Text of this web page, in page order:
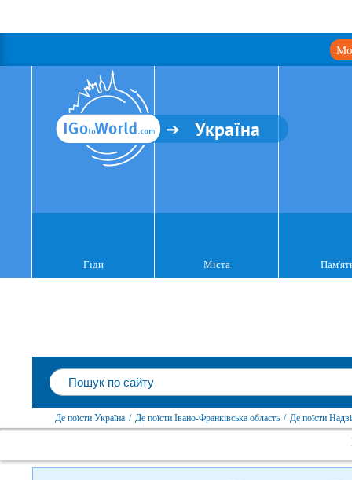
Україна
Гіди Міста
Де поїсти Україна / Де поїсти Івано-Франківська область / Де поїсти